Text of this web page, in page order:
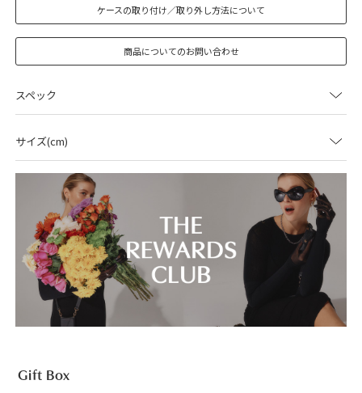
ケースの取り付け／取り外し方法について
商品についてのお問い合わせ
スペック
サイズ(cm)
Gift Box